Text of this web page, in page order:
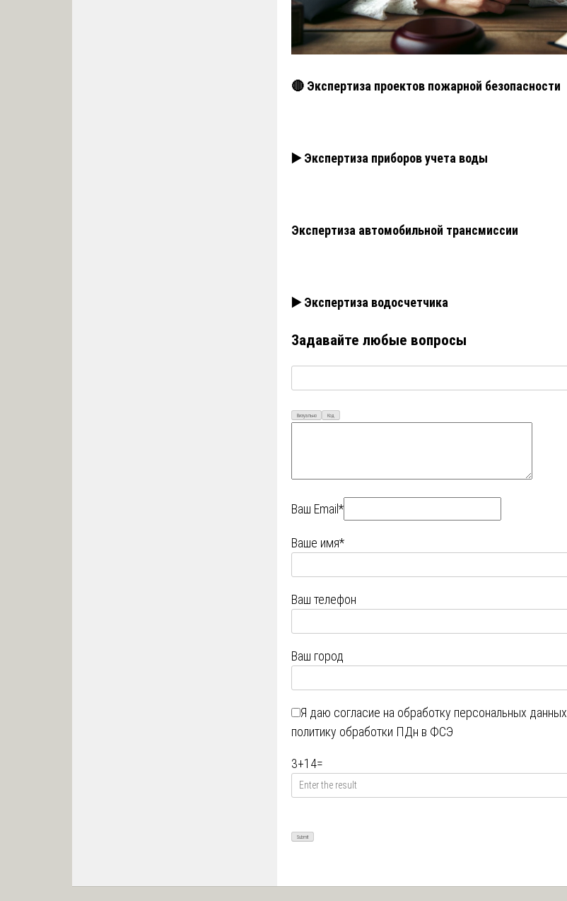
🔴 Экспертиза проектов пожарной безопасности
▶️ Экспертиза приборов учета воды
Экспертиза автомобильной трансмиссии
▶️ Экспертиза водосчетчика
Задавайте любые вопросы
Визуально Код
Ваш Email*
Ваше имя*
Ваш телефон
Ваш город
Я даю согласие на обработку персональных данных
политику обработки ПДн в ФСЭ
3+14=